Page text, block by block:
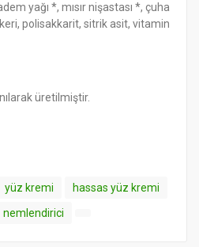
yağı *, mısır nişastası *, çuha
polisakkarit, sitrik asit, vitamin
üretilmiştir.
yüz kremi
hassas yüz kremi
nemlendirici